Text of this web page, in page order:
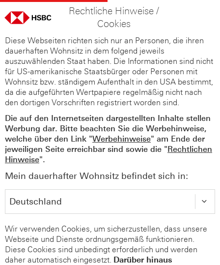
Rechtliche Hinweise /
Cookies
Diese Webseiten richten sich nur an Personen, die ihren
dauerhaften Wohnsitz in dem folgend jeweils
auszuwählenden Staat haben. Die Informationen sind nicht
für US-amerikanische Staatsbürger oder Personen mit
Wohnsitz bzw. ständigem Aufenthalt in den USA bestimmt,
da die aufgeführten Wertpapiere regelmäßig nicht nach
den dortigen Vorschriften registriert worden sind.
Die auf den Internetseiten dargestellten Inhalte stellen
Werbung dar. Bitte beachten Sie die Werbehinweise,
welche über den Link "Werbehinweise" am Ende der
jeweiligen Seite erreichbar sind sowie die "Rechtlichen
Hinweise".
Mein dauerhafter Wohnsitz befindet sich in:
Wir verwenden Cookies, um sicherzustellen, dass unsere
Webseite und Dienste ordnungsgemäß funktionieren.
Diese Cookies sind unbedingt erforderlich und werden
daher automatisch eingesetzt. Darüber hinaus